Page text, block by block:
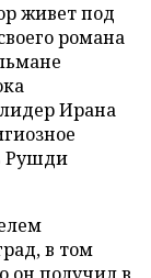
живет под
романа
Ирана
Рушди
в том